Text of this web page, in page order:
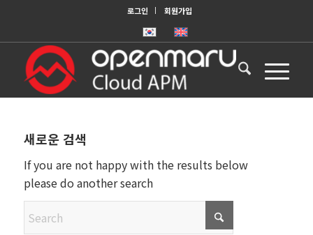
로그인 회원가입
새로운 검색
If you are not happy with the results below
please do another search